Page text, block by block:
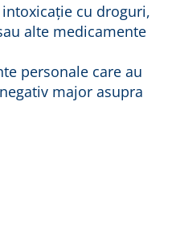
cu droguri,
alte medicamente
personale care au
major asupra